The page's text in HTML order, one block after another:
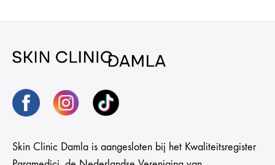
Skin Clinic Damla is aangesloten bij het Kwaliteitsregister